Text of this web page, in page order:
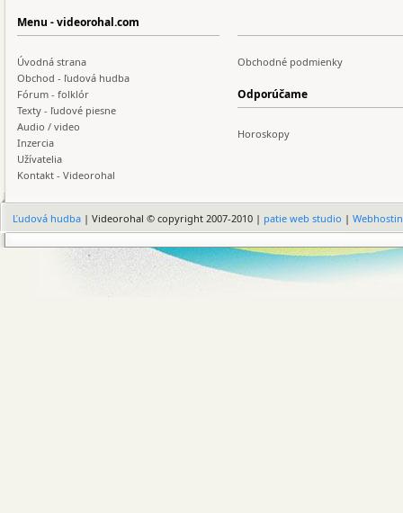
Menu - videorohal.com
Úvodná strana
Obchod - ľudová hudba
Fórum - folklór
Texty - ľudové piesne
Audio / video
Inzercia
Užívatelia
Kontakt - Videorohal
Obchodné podmienky
Odporúčame
Horoskopy
Ľudová hudba | Videorohal © copyright 2007-2010 | patie web studio |